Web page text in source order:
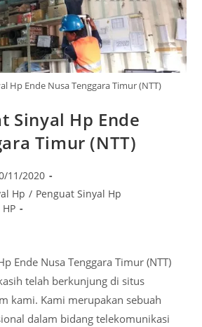
Hp Ende Nusa Tenggara Timur (NTT)
Sinyal Hp Ende
Timur (NTT)
11/2020
Hp / Penguat Sinyal Hp
Ende Nusa Tenggara Timur (NTT)
telah berkunjung di situs
kami. Kami merupakan sebuah
dalam bidang telekomunikasi